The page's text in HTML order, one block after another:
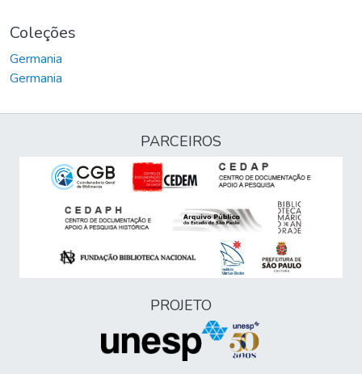
Coleções
Germania
Germania
PARCEIROS
PROJETO